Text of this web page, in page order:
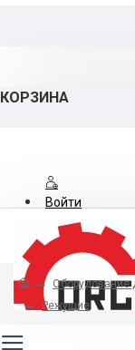
КОРЗИНА
Войти
Регистрация
8 (800) 700-06-12
Оборудование
Режущие